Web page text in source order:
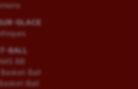
GLACE
BALL
BB
Ball
Ball